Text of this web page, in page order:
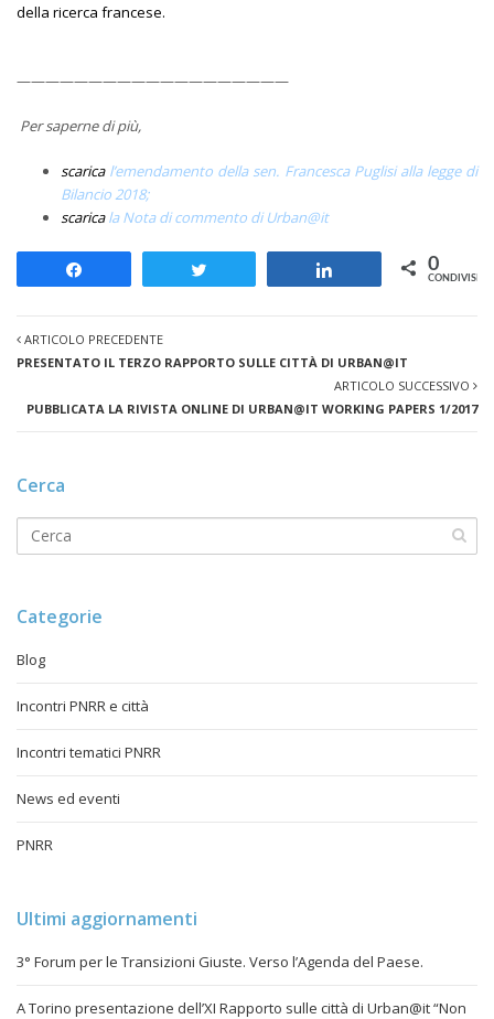
della ricerca francese.
———————————————————
Per saperne di più,
scarica l’emendamento della sen. Francesca Puglisi alla legge di
Bilancio 2018;
scarica la Nota di commento di Urban@it
0
ARTICOLO PRECEDENTE
PRESENTATO IL TERZO RAPPORTO SULLE CITTÀ DI URBAN@IT
ARTICOLO SUCCESSIVO
PUBBLICATA LA RIVISTA ONLINE DI URBAN@IT WORKING PAPERS 1/2017
Cerca
Categorie
Blog
Incontri PNRR e città
Incontri tematici PNRR
News ed eventi
PNRR
Ultimi aggiornamenti
3° Forum per le Transizioni Giuste. Verso l’Agenda del Paese.
A Torino presentazione dell’XI Rapporto sulle città di Urban@it “Non